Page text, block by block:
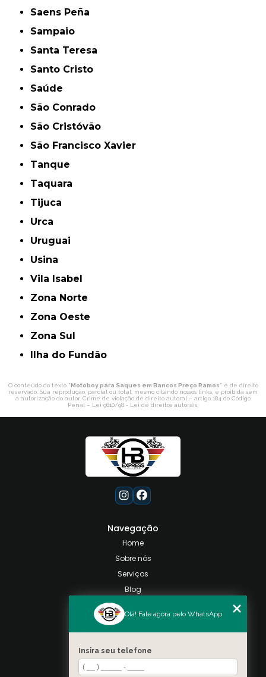
Saens Peña
Sampaio
Santa Teresa
Santo Cristo
Saúde
São Conrado
São Cristóvão
São Francisco Xavier
Tanque
Taquara
Tijuca
Urca
Uruguai
Usina
Vila Isabel
Zona Norte
Zona Oeste
Zona Sul
ilha do Fundão
O conteúdo do texto "Motoboy para Saques em Bancos Preço Ramos" é de direito
reservado. Sua reprodução, parcial ou total, mesmo citando nossos links, é proibida sem
a autorização do autor. Crime de violação de direito autoral – artigo 184 do Código
Penal – Lei 9610/98 - Lei de direitos autorais
Navegação
Home
Sobre nós
Serviços
Blog
Categorias
Mapa do site
Contato
Olá! Fale agora pelo WhatsApp
Insira seu telefone